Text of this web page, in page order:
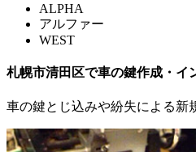
ALPHA
アルファー
WEST
札幌市清田区で車の鍵作成・イ
車の鍵とじ込みや紛失による新